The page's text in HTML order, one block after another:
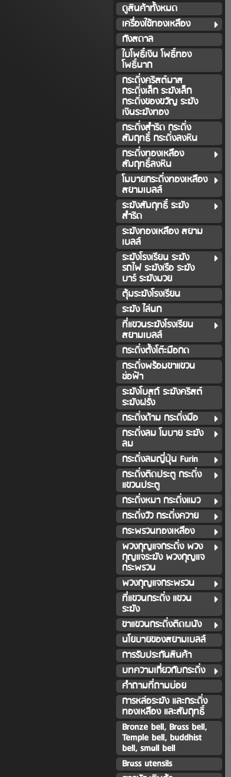
ดูสินค้าทั้งหมด
เครื่องใช้ทองเหลือง
กังสดาล
ใบโพธิ์เงิน โพธิ์ทอง
โพธิ์นาก
กระดิ่งคริสต์มาส
กระดิ่งเล็ก ระฆังเล็ก
กระดิ่งของขวัญ ระฆัง
เงินระฆังทอง
กระดิ่งสำริด กระดิ่ง
สัมฤทธิ์ กระดิ่งลงหิน
กระดิ่งทองเหลือง
สัมฤทธิ์ลงหิน
โมบายกระดิ่งทองเหลือง
สยามเบลล์
ระฆังสัมฤทธิ์ ระฆัง
สำริด
ระฆังทองเหลือง สยาม
เบลล์
ระฆังโรงเรียน ระฆัง
รถไฟ ระฆังเรือ ระฆัง
บาร์ ระฆังมวย
ตุ้มระฆังโรงเรียน
ระฆัง ไล่นก
ที่แขวนระฆังโรงเรียน
สยามเบลล์
กระดิ่งตั้งโต๊ะมือกด
กระดิ่งพร้อมขาแขวน
ช่อฟ้า
ระฆังโบสถ์ ระฆังคริสต์
ระฆังฝรั่ง
กระดิ่งด้าม กระดิ่งมือ
กระดิ่งลม โมบาย ระฆัง
ลม
กระดิ่งลมญี่ปุ่น Furin
กระดิ่งติดประตู กระดิ่ง
แขวนประตู
กระดิ่งหมา กระดิ่งแมว
กระดิ่งวัว กระดิ่งควาย
กระพรวนทองเหลือง
พวงกุญแจกระดิ่ง พวง
กุญแจระฆัง พวงกุญแจ
กระพรวน
พวงกุญแจกระพรวน
ที่แขวนกระดิ่ง แขวน
ระฆัง
ขาแขวนกระดิ่งติดผนัง
นโยบายของสยามเบลล์
การรับประกันสินค้า
บทความเกี่ยวกับกระดิ่ง
คำถามที่ถามบ่อย
การหล่อระฆัง และกระดิ่ง
ทองเหลืิอง และสัมฤทธิ์
Bronze bell, Brass bell,
Temple bell, buddhist
bell, small bell
Brass utensils